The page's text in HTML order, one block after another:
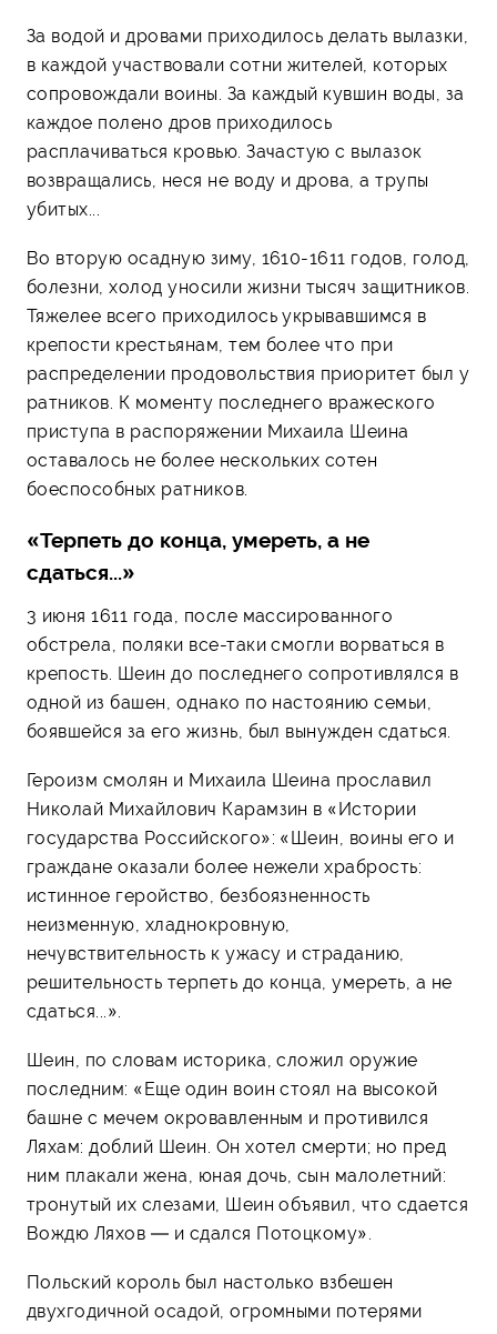
За водой и дровами приходилось делать вылазки,
в каждой участвовали сотни жителей, которых
сопровождали воины. За каждый кувшин воды, за
каждое полено дров приходилось
расплачиваться кровью. Зачастую с вылазок
возвращались, неся не воду и дрова, а трупы
убитых...
Во вторую осадную зиму, 1610-1611 годов, голод,
болезни, холод уносили жизни тысяч защитников.
Тяжелее всего приходилось укрывавшимся в
крепости крестьянам, тем более что при
распределении продовольствия приоритет был у
ратников. К моменту последнего вражеского
приступа в распоряжении Михаила Шеина
оставалось не более нескольких сотен
боеспособных ратников.
«Терпеть до конца, умереть, а не
сдаться...»
3 июня 1611 года, после массированного
обстрела, поляки все-таки смогли ворваться в
крепость. Шеин до последнего сопротивлялся в
одной из башен, однако по настоянию семьи,
боявшейся за его жизнь, был вынужден сдаться.
Героизм смолян и Михаила Шеина прославил
Николай Михайлович Карамзин в «Истории
государства Российского»: «Шеин, воины его и
граждане оказали более нежели храбрость:
истинное геройство, безбоязненность
неизменную, хладнокровную,
нечувствительность к ужасу и страданию,
решительность терпеть до конца, умереть, а не
сдаться...».
Шеин, по словам историка, сложил оружие
последним: «Еще один воин стоял на высокой
башне с мечем окровавленным и противился
Ляхам: доблий Шеин. Он хотел смерти; но пред
ним плакали жена, юная дочь, сын малолетний:
тронутый их слезами, Шеин объявил, что сдается
Вождю Ляхов — и сдался Потоцкому».
Польский король был настолько взбешен
двухгодичной осадой, огромными потерями